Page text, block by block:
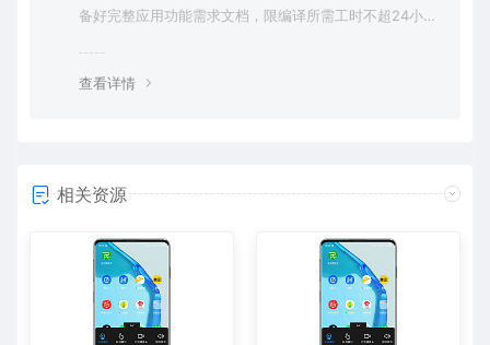
备好完整应用功能需求文档，限编译所需工时不超24小
查看详情
相关资源